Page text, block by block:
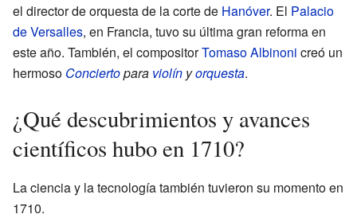
el director de orquesta de la corte de Hanóver. El Palacio
de Versalles, en Francia, tuvo su última gran reforma en
este año. También, el compositorTomaso Albinoni creó un
hermoso Conciertopara violín yorquesta.
¿Qué descubrimientos y avances
científicos hubo en 1710?
La ciencia y la tecnología también tuvieron su momento en
1710.